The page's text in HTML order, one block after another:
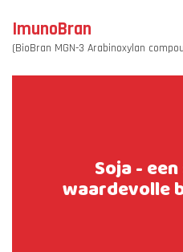
ImunoBran
(BioBran MGN-3 Arabinoxylan
Soja -
waardevolle